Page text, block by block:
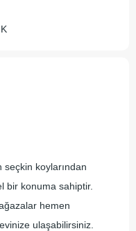
seçkin koylarından
bir konuma sahiptir.
hemen
ulaşabilirsiniz.